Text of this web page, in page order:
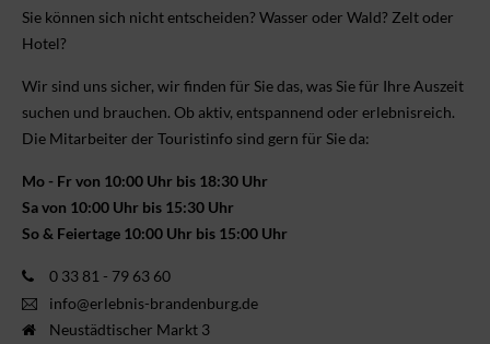
Sie können sich nicht ent­scheiden? Wasser oder Wald? Zelt oder
Hotel?
Wir sind uns sicher, wir finden für Sie das, was Sie für Ihre Aus­zeit
suchen und brauchen. Ob aktiv, ent­spannend oder erlebnis­reich.
Die Mitarbeiter der Touristinfo sind gern für Sie da:
Mo - Fr von 10:00 Uhr bis 18:30 Uhr
Sa von 10:00 Uhr bis 15:30 Uhr
So & Feiertage 10:00 Uhr bis 15:00 Uhr
0 33 81 - 79 63 60
info@erlebnis-brandenburg.de
Neustädtischer Markt 3